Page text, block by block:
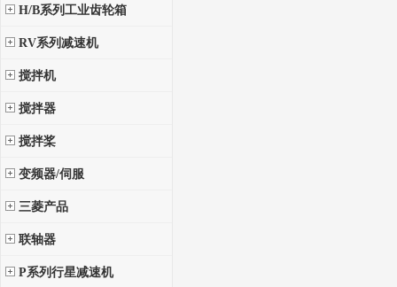
H/B系列工业齿轮箱
RV系列减速机
搅拌机
搅拌器
搅拌桨
变频器/伺服
三菱产品
联轴器
P系列行星减速机